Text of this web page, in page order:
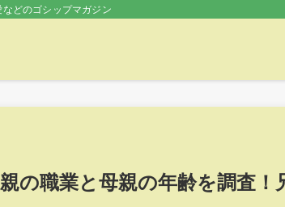
どのゴシップマガジン
の職業と母親の年齢を調査！